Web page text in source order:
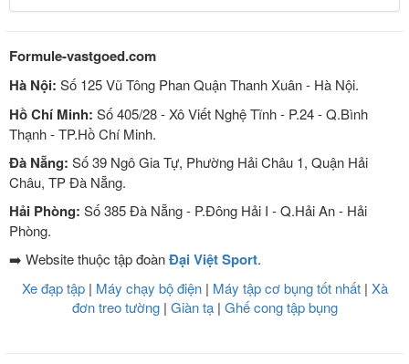
Formule-vastgoed.com
Hà Nội: Số 125 Vũ Tông Phan Quận Thanh Xuân - Hà Nội.
Hồ Chí Minh: Số 405/28 - Xô Viết Nghệ Tĩnh - P.24 - Q.Bình
Thạnh - TP.Hồ Chí Minh.
Đà Nẵng: Số 39 Ngô Gia Tự, Phường Hải Châu 1, Quận Hải
Châu, TP Đà Nẵng.
Hải Phòng: Số 385 Đà Nẵng - P.Đông Hải I - Q.Hải An - Hải
Phòng.
➡️ Website thuộc tập đoànĐại Việt Sport.
Xe đạp tập| Máy chạy bộ điện| Máy tập cơ bụng tốt nhất| Xà
đơn treo tường| Giàn tạ| Ghế cong tập bụng